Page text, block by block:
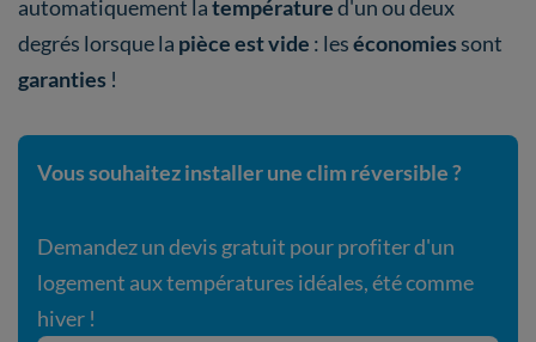
automatiquement latempératured'un ou deux
degrés lorsque la pièce est vide : leséconomies sont
garanties !
Vous souhaitez installer une clim réversible ?
Demandez un devis gratuit pour profiter d'un
logement aux températures idéales, été comme
hiver !